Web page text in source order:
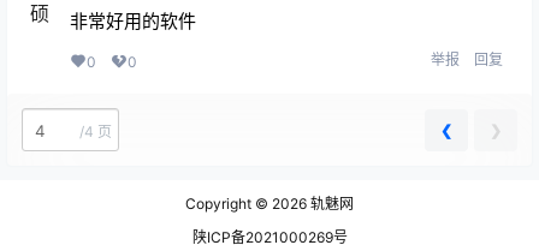
非常好用的软件
0 0 举报 回复
/4 页 ❮ ❯
Copyright © 2026 轨魅网
陕ICP备2021000269号